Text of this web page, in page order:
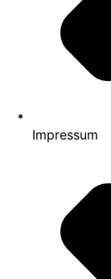
Impressum